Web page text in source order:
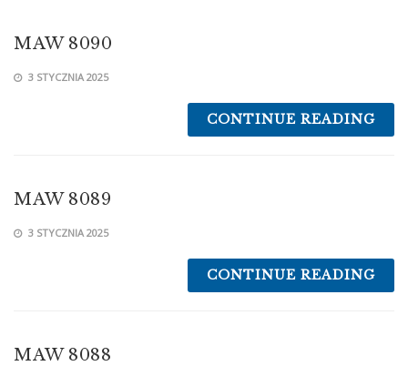
MAW 8090
3 STYCZNIA 2025
CONTINUE READING
MAW 8089
3 STYCZNIA 2025
CONTINUE READING
MAW 8088